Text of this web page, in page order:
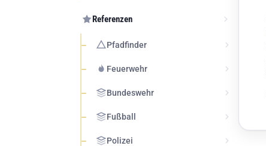
Referenzen
Pfadfinder
Feuerwehr
Bundeswehr
Fußball
Polizei